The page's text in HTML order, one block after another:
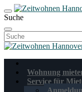
Suche
Suchen
nach:
Wohnung
Service für